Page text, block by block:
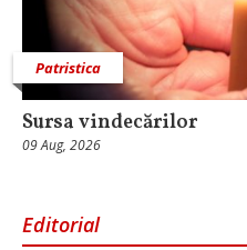
Patristica
Sursa vindecărilor
09 Aug, 2026
Editorial